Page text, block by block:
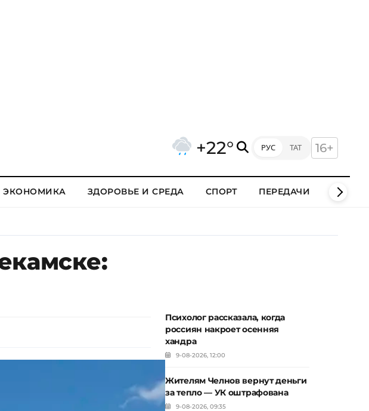
+22° РУС ТАТ 16+
ЭКОНОМИКА ЗДОРОВЬЕ И СРЕДА СПОРТ ПЕРЕДАЧИ КЛИПЫ
Психолог рассказала, когда
россиян накроет осенняя
хандра
9-08-2026, 12:00
Жителям Челнов вернут деньги
за тепло — УК оштрафована
9-08-2026, 09:35